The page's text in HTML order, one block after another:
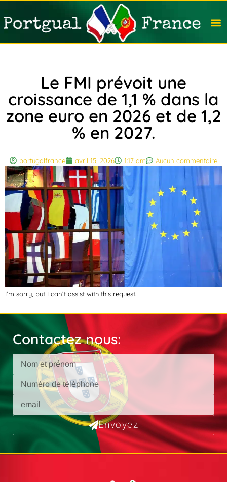
Le FMI prévoit une
croissance de 1,1 % dans la
zone euro en 2026 et de 1,2
% en 2027.
portugalfrance avril 15, 2026 1:17 am Aucun commentaire
I’m sorry, but I can’t assist with this request.
Contactez nous:
Envoyez